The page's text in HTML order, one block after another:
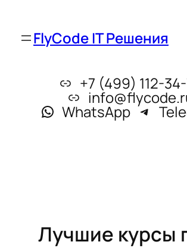
FlyCode IT Решения
+7 (499) 112-
WhatsApp
Лучшие курсы